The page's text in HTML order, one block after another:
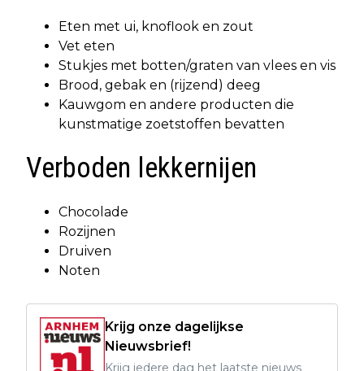
Eten met ui, knoflook en zout
Vet eten
Stukjes met botten/graten van vlees en vis
Brood, gebak en (rijzend) deeg
Kauwgom en andere producten die
kunstmatige zoetstoffen bevatten
Verboden lekkernijen
Chocolade
Rozijnen
Druiven
Noten
Krijg onze dagelijkse
Nieuwsbrief!
Krijg iedere dag het laatste nieuws